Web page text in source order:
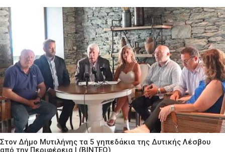
Στον Δήμο Μυτιλήνης τα 5 γηπεδάκια της Δυτικής Λέσβου
από την Περιφέρεια | (ΒΙΝΤΕΟ)